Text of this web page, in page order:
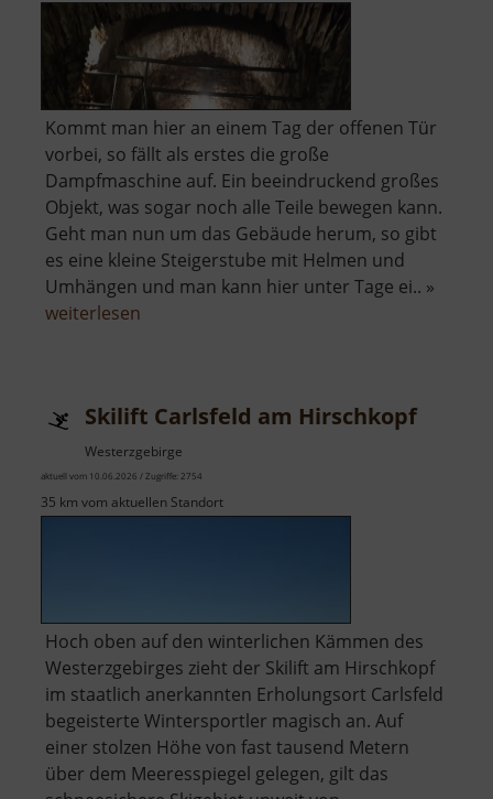
Kommt man hier an einem Tag der offenen Tür
vorbei, so fällt als erstes die große
Dampfmaschine auf. Ein beeindruckend großes
Objekt, was sogar noch alle Teile bewegen kann.
Geht man nun um das Gebäude herum, so gibt
es eine kleine Steigerstube mit Helmen und
Umhängen und man kann hier unter Tage ei.. »
weiterlesen
Skilift Carlsfeld am Hirschkopf
Westerzgebirge
aktuell vom 10.06.2026 / Zugriffe: 2754
35 km vom aktuellen Standort
Hoch oben auf den winterlichen Kämmen des
Westerzgebirges zieht der Skilift am Hirschkopf
im staatlich anerkannten Erholungsort Carlsfeld
begeisterte Wintersportler magisch an. Auf
einer stolzen Höhe von fast tausend Metern
über dem Meeresspiegel gelegen, gilt das